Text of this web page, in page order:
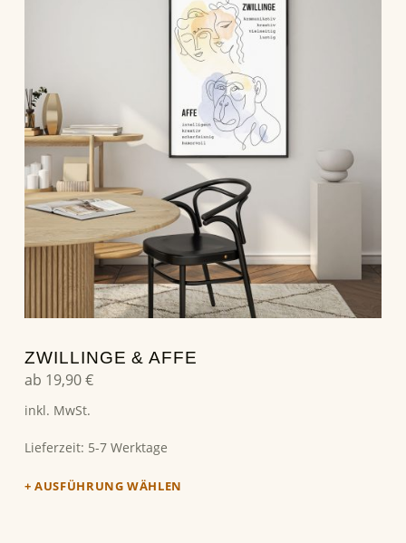
ZWILLINGE & AFFE
ab 19,90€
inkl. MwSt.
Lieferzeit: 5-7 Werktage
AUSFÜHRUNG WÄHLEN